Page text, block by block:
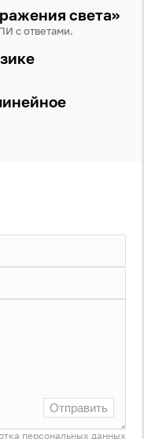
света»
с ответами.
Отправить
персональных данных